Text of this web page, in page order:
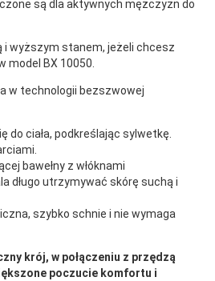
są dla aktywnych mężczyzn do
i wyższym stanem, jeżeli chcesz
model BX 10050.
w technologii bezszwowej
do ciała, podkreślając sylwetkę.
bawełny z włóknami
długo utrzymywać skórę suchą i
szybko schnie i nie wymaga
krój, w połączeniu z przędzą
poczucie komfortu i